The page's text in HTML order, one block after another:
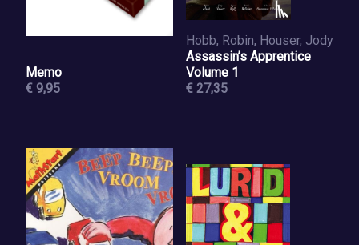
Memo
€ 9,95
Hobb, Robin, Houser, Jody
Assassin’s Apprentice
Volume 1
€ 27,35